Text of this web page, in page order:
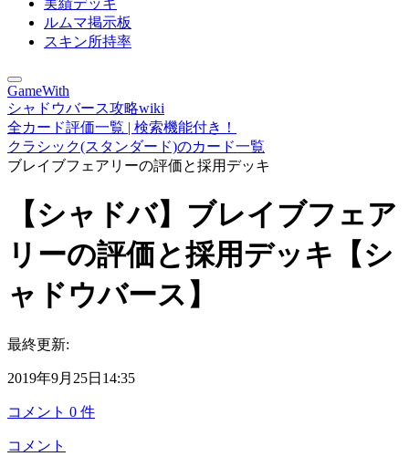
実績デッキ
ルムマ掲示板
スキン所持率
GameWith
シャドウバース攻略wiki
全カード評価一覧 | 検索機能付き！
クラシック(スタンダード)のカード一覧
ブレイブフェアリーの評価と採用デッキ
【シャドバ】ブレイブフェア
リーの評価と採用デッキ【シ
ャドウバース】
最終更新:
2019年9月25日14:35
コメント 0 件
コメント